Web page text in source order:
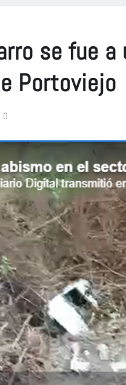
se fue
Portoviejo
0